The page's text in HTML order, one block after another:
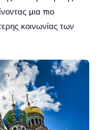
μια πιο
κοινωνίας των